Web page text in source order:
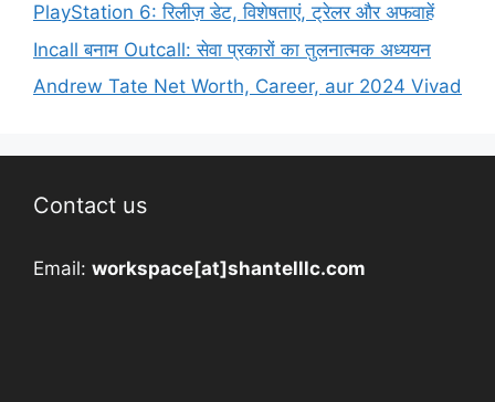
PlayStation 6: रिलीज़ डेट, विशेषताएं, ट्रेलर और अफवाहें
Incall बनाम Outcall: सेवा प्रकारों का तुलनात्मक अध्ययन
Andrew Tate Net Worth, Career, aur 2024 Vivad
Contact us
Email: workspace[at]shantelllc.com